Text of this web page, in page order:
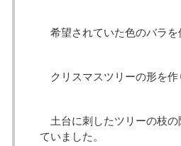
希望されていた色のバラ
クリスマスツリーの形を
土台に刺したツリーの枝
ていました。